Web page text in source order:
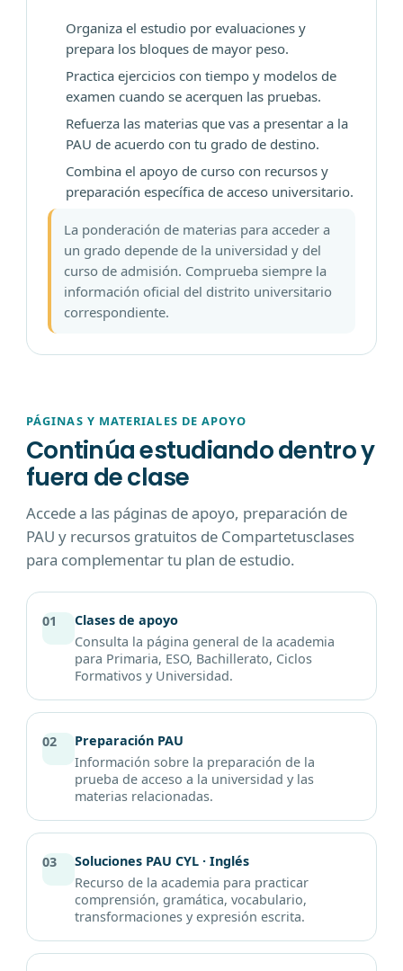
Organiza el estudio por evaluaciones y
prepara los bloques de mayor peso.
Practica ejercicios con tiempo y modelos de
examen cuando se acerquen las pruebas.
Refuerza las materias que vas a presentar a la
PAU de acuerdo con tu grado de destino.
Combina el apoyo de curso con recursos y
preparación específica de acceso universitario.
La ponderación de materias para acceder a
un grado depende de la universidad y del
curso de admisión. Comprueba siempre la
información oficial del distrito universitario
correspondiente.
PÁGINAS Y MATERIALES DE APOYO
Continúa estudiando dentro y
fuera de clase
Accede a las páginas de apoyo, preparación de
PAU y recursos gratuitos de Compartetusclases
para complementar tu plan de estudio.
01
Clases de apoyo
Consulta la página general de la academia
para Primaria, ESO, Bachillerato, Ciclos
Formativos y Universidad.
02
Preparación PAU
Información sobre la preparación de la
prueba de acceso a la universidad y las
materias relacionadas.
03
Soluciones PAU CYL · Inglés
Recurso de la academia para practicar
comprensión, gramática, vocabulario,
transformaciones y expresión escrita.